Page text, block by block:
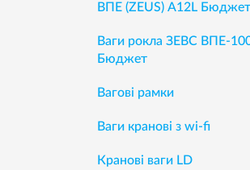
ВПЕ (ZEUS) A12L Бюджет
Ваги рокла ЗЕВС ВПЕ-
Бюджет
Вагові рамки
Ваги кранові з wi-fi
Кранові ваги LD